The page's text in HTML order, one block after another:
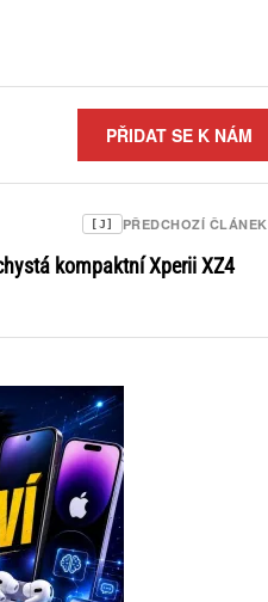
PŘIDAT SE K NÁM
PŘEDCHOZÍ ČLÁNEK
[J]
kompaktní Xperii XZ4